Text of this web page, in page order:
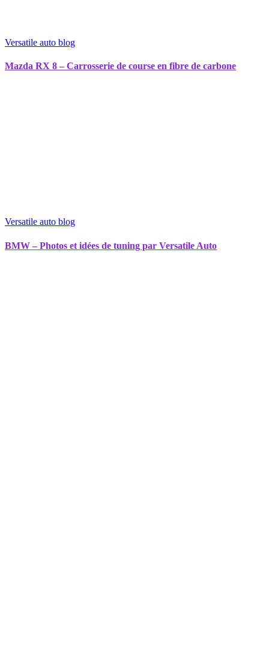
Versatile auto blog
Mazda RX 8 – Carrosserie de course en fibre de carbone
Versatile auto blog
BMW – Photos et idées de tuning par Versatile Auto